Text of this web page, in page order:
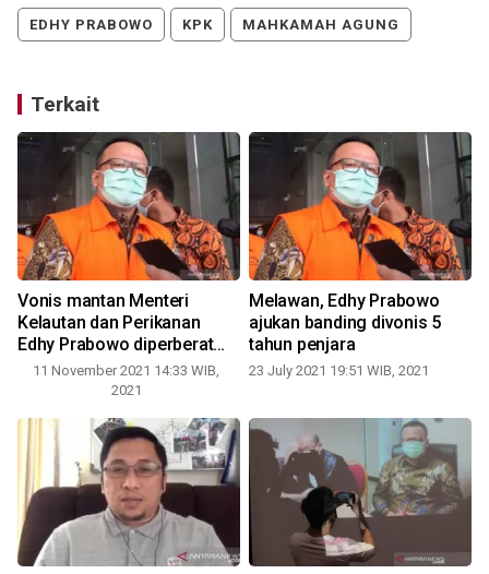
EDHY PRABOWO KPK MAHKAMAH AGUNG
Terkait
Vonis mantan Menteri
Kelautan dan Perikanan
Edhy Prabowo diperberat
menjadi 9 tahun penjara
11 November 2021 14:33 WIB,
2021
Melawan, Edhy Prabowo
ajukan banding divonis 5
tahun penjara
23 July 2021 19:51 WIB, 2021